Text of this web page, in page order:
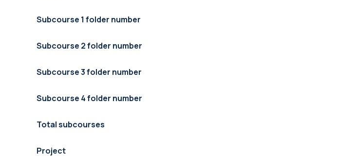
Subcourse 1 folder number
Subcourse 2 folder number
Subcourse 3 folder number
Subcourse 4 folder number
Total subcourses
Project